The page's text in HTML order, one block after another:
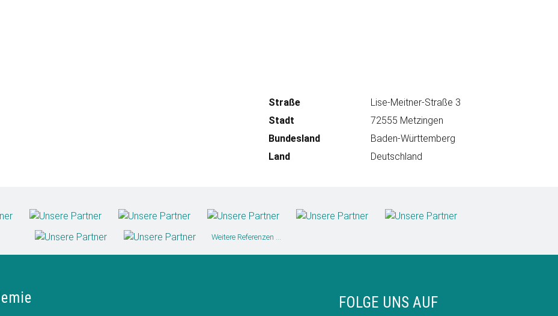
Straße
Lise-Meitner-Straße 3
Stadt
72555 Metzingen
Bundesland
Baden-Württemberg
Land
Deutschland
Weitere Referenzen ...
FOLGE UNS AUF